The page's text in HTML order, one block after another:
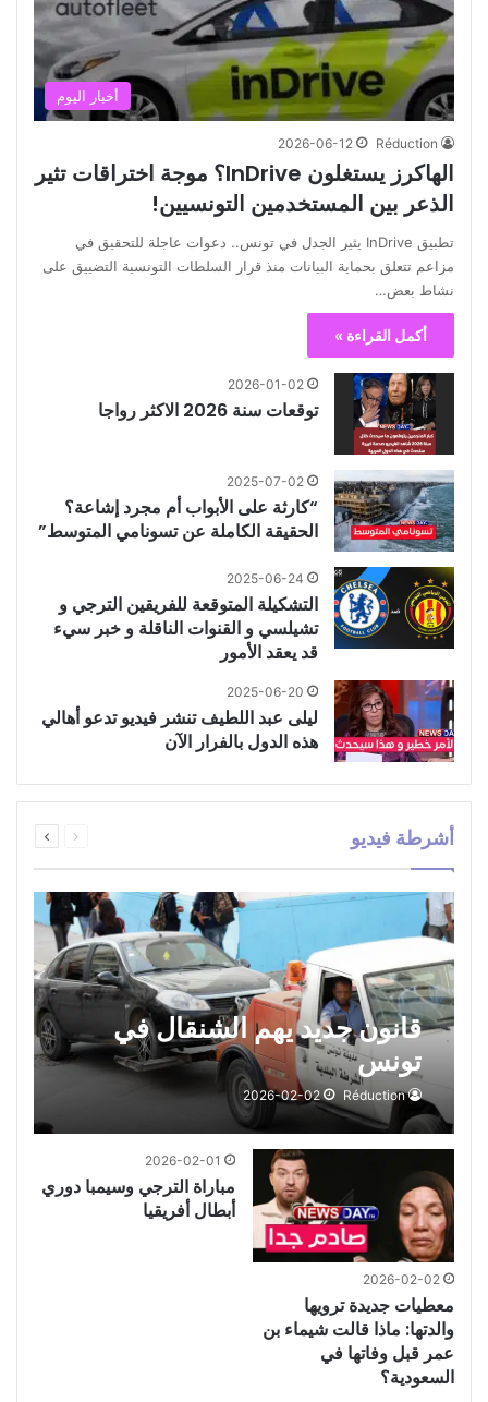
أخبار اليوم
Réduction
2026-06-12
الهاكرز يستغلون InDrive؟ موجة اختراقات تثير
الذعر بين المستخدمين التونسيين!
تطبيق InDrive يثير الجدل في تونس.. دعوات عاجلة للتحقيق في
مزاعم تتعلق بحماية البيانات منذ قرار السلطات التونسية التضييق على
نشاط بعض…
أكمل القراءة »
2026-01-02
توقعات سنة 2026 الاكثر رواجا
2025-07-02
“كارثة على الأبواب أم مجرد إشاعة؟
الحقيقة الكاملة عن تسونامي المتوسط”
2025-06-24
التشكيلة المتوقعة للفريقين الترجي و
تشيلسي و القنوات الناقلة و خبر سيء
قد يعقد الأمور
2025-06-20
ليلى عبد اللطيف تنشر فيديو تدعو أهالي
هذه الدول بالفرار الآن
أشرطة فيديو
الصفحة
قانون جديد يهم الشنقال في
تونس
Réduction
2026-02-02
2026-02-02
معطيات جديدة ترويها
والدتها: ماذا قالت شيماء بن
عمر قبل وفاتها في
السعودية؟
2026-02-01
مباراة الترجي وسيمبا دوري
أبطال أفريقيا